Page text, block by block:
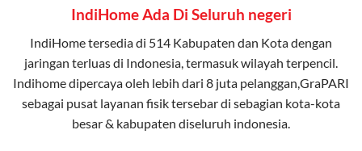
IndiHome Ada Di Seluruh negeri
IndiHome tersedia di 514 Kabupaten dan Kota dengan
jaringan terluas di Indonesia, termasuk wilayah terpencil.
Indihome dipercaya oleh lebih dari 8 juta pelanggan,GraPARI
sebagai pusat layanan fisik tersebar di sebagian kota-kota
besar & kabupaten diseluruh indonesia.